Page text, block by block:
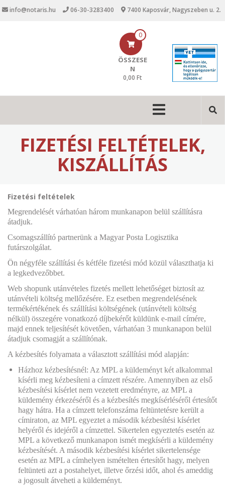
U
g
t
o
info@notaris.hu 06-30-3283400 7400 Kaposvár, Nagyszeben u. 2.
0
ÖSSZESE
N
0,00 Ft
a
a
v
i
g
a
t
i
o
n
FIZETÉSI FELTÉTELEK,
KISZÁLLÍTÁS
Fizetési feltételek
Megrendelését várhatóan három munkanapon belül szállításra
átadjuk.
Csomagszállító partnerünk a Magyar Posta Logisztika
futárszolgálat.
Ön négyféle szállítási és kétféle fizetési mód közül választhatja ki
a legkedvezőbbet.
Web shopunk utánvételes fizetés mellett lehetőséget biztosít az
utánvételi költség mellőzésére. Ez esetben megrendelésének
termékértékének és szállítási költségének (utánvételi költség
nélkül) összegére vonatkozó díjbekérőt küldünk e-mail címére,
majd ennek teljesítését követően, várhatóan 3 munkanapon belül
átadjuk csomagját a szállítónak.
A kézbesítés folyamata a választott szállítási mód alapján:
Házhoz kézbesítésnél: Az MPL a küldeményt két alkalommal
kísérli meg kézbesíteni a címzett részére. Amennyiben az első
kézbesítési kísérlet nem vezetett eredményre, az MPL a
küldemény érkezéséről és a kézbesítés megkísérléséről értesítőt
hagy hátra. Ha a címzett telefonszáma feltüntetésre került a
címiraton, az MPL egyeztet a második kézbesítési kísérlet
helyéről és idejéről a címzettel. Sikertelen egyeztetés esetén az
MPL a következő munkanapon ismét megkísérli a küldemény
kézbesítését. A második kézbesítési kísérlet sikertelensége
esetén az MPL a címhelyen ismételten értesítőt hagy, melyen
feltünteti azt a postahelyet, illetve őrzési időt, ahol és ameddig
a jogosult átveheti a küldeményt.